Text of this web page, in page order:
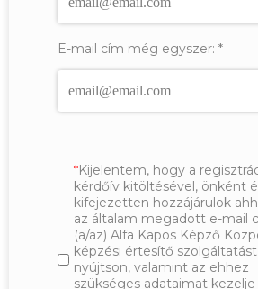
E-mail cím még egyszer: *
Kijelentem, hogy a
kérdőív kitöltésével, önként
kifejezetten hozzájárulok
az általam megadott e-mail
(a/az) Alfa Kapos Képző
képzési értesítő szolgáltatást
nyújtson, valamint az ehhez
szükséges adataimat kezelje